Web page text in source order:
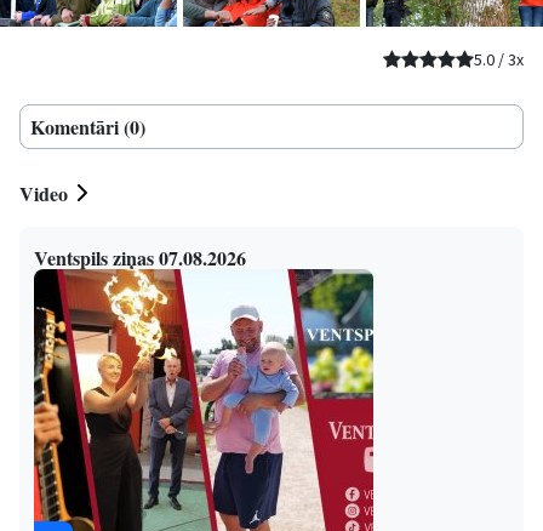
5.0/3x
Komentāri (0)
Video
Ventspils ziņas 07.08.2026